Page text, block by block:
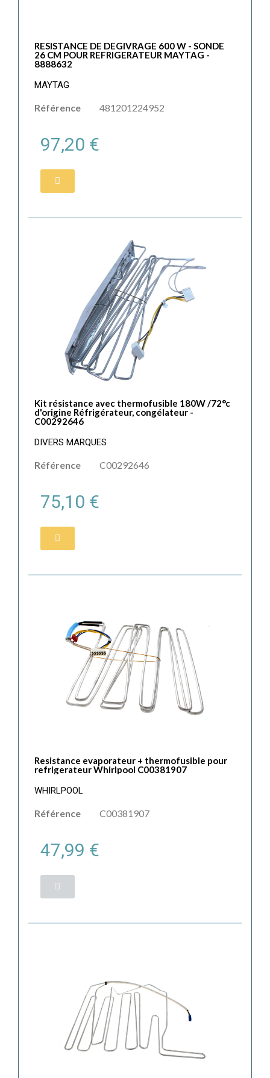
RESISTANCE DE DEGIVRAGE 600 W - SONDE
26 CM POUR REFRIGERATEUR MAYTAG -
8888632
MAYTAG
Référence 481201224952
97,20 €
Kit résistance avec thermofusible 180W /72°c
d'origine Réfrigérateur, congélateur -
C00292646
DIVERS MARQUES
Référence C00292646
75,10 €
Resistance evaporateur + thermofusible pour
refrigerateur Whirlpool C00381907
WHIRLPOOL
Référence C00381907
47,99 €